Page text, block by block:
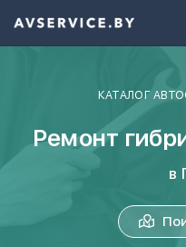
КАТАЛОГ
Ремонт
в